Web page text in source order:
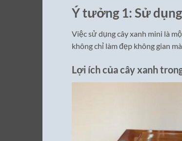
Ý tưởng 1: Sử
Việc sử dụng cây xanh mini là
không chỉ làm đẹp không gian
Lợi ích của cây xanh